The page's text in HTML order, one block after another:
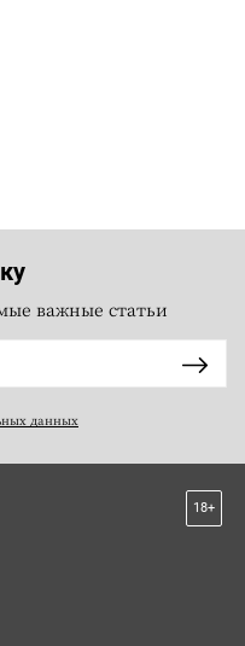
важные статьи
данных
18+